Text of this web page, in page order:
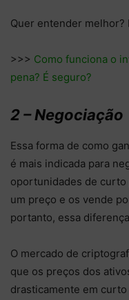
Quer entender melhor?
>>> Como funciona o
pena? É seguro?
2 – Negociação
Essa forma de como
é mais indicada para
oportunidades de curto
um preço e os vende
portanto, essa
O mercado de
que os preços dos
drasticamente em curto